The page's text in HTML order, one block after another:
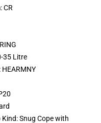
CR
35 Litre
HEARMNY
Snug Cope with